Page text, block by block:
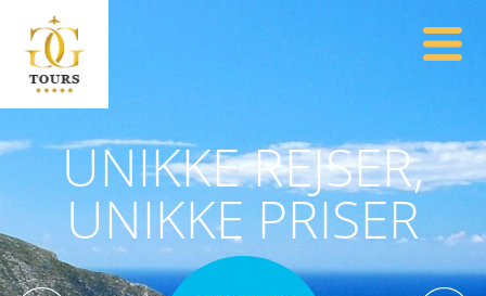
UNIKKE REJSER,
UNIKKE PRISER